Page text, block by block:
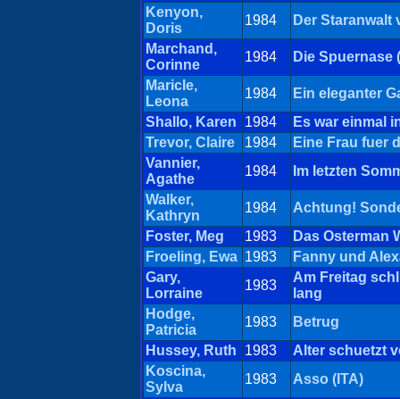
Kenyon,
Doris
1984
Der Staranwalt
Marchand,
Corinne
1984
Die Spuernase
Maricle,
Leona
1984
Ein eleganter
Shallo, Karen
1984
Es war einmal
Trevor, Claire
1984
Eine Frau fuer
Vannier,
Agathe
1984
Im letzten
Walker,
Kathryn
1984
Achtung!
Foster, Meg
1983
Das Osterman
Froeling, Ewa 1983
Fanny und
Gary,
Lorraine
1983
Am Freitag
lang
Hodge,
Patricia
1983
Betrug
Hussey, Ruth
1983
Alter schuetzt
Koscina,
Sylva
1983
Asso (ITA)